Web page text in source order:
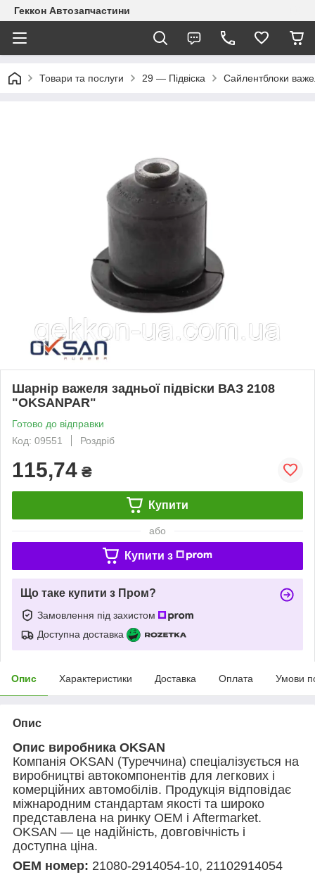
Геккон Автозапчастини
Товари та послуги 29 — Підвіска Сайлентблоки
Шарнір важеля задньої підвіски ВАЗ 2108
"OKSANPAR"
Готово до відправки
Код: 09551
Роздріб
115,74 ₴
Купити
або
Купити з
Що таке купити з Пром?
Замовлення під захистом
Доступна доставка
Опис Характеристики Доставка Оплата Умови
Опис
Опис виробника OKSAN
Компанія OKSAN (Туреччина) спеціалізується на
виробництві автокомпонентів для легкових і
комерційних автомобілів. Продукція відповідає
міжнародним стандартам якості та широко
представлена на ринку OEM і Aftermarket.
OKSAN — це надійність, довговічність і
доступна ціна.
OEM номер: 21080-2914054-10, 21102914054